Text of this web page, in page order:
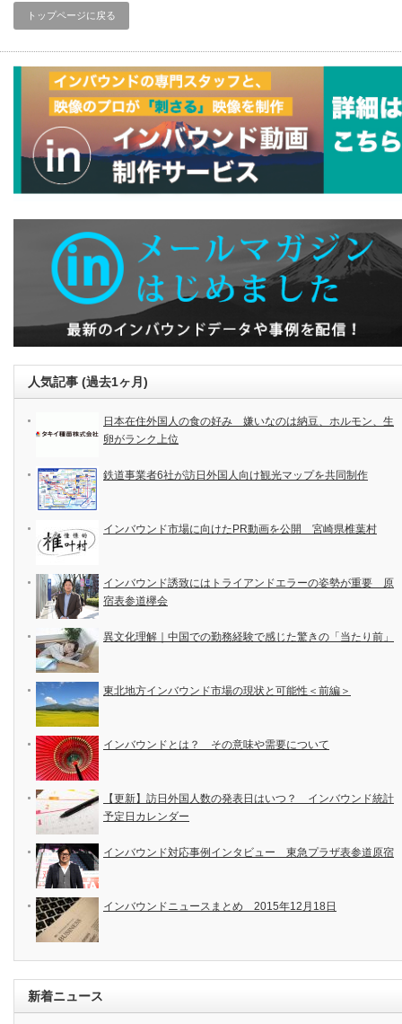
トップページに戻る
人気記事 (過去1ヶ月)
日本在住外国人の食の好み 嫌いなのは納豆、ホルモン、生
卵がランク上位
鉄道事業者6社が訪日外国人向け観光マップを共同制作
インバウンド市場に向けたPR動画を公開 宮崎県椎葉村
インバウンド誘致にはトライアンドエラーの姿勢が重要 原
宿表参道欅会
異文化理解｜中国での勤務経験で感じた驚きの「当たり前」
東北地方インバウンド市場の現状と可能性＜前編＞
インバウンドとは？ その意味や需要について
【更新】訪日外国人数の発表日はいつ？ インバウンド統計
予定日カレンダー
インバウンド対応事例インタビュー 東急プラザ表参道原宿
インバウンドニュースまとめ 2015年12月18日
新着ニュース